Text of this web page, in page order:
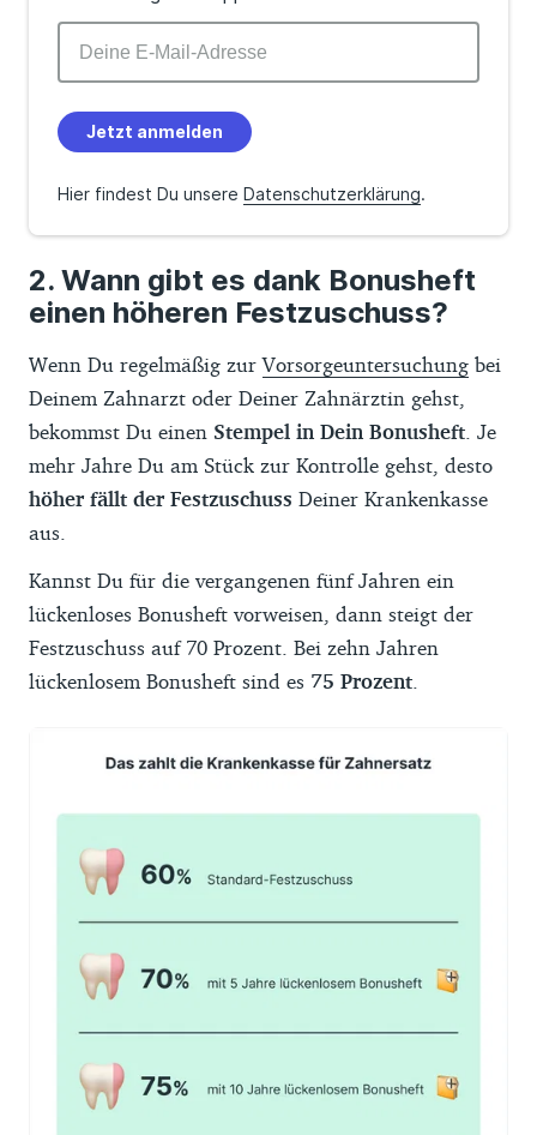
Jetzt anmelden
Hier findest Du unsere Datenschutzerklärung.
Wann gibt es dank Bonusheft
einen höheren Festzuschuss?
Wenn Du regelmäßig zurVorsorgeuntersuchung bei
Deinem Zahnarzt oder Deiner Zahnärztin gehst,
bekommst Du einen Stempel in Dein Bonusheft . Je
mehr Jahre Du am Stück zur Kontrolle gehst, desto
höher fällt der Festzuschuss Deiner Krankenkasse
aus.
Kannst Du für die vergangenen fünf Jahren ein
lückenloses Bonusheft vorweisen, dann steigt der
Festzuschuss auf 70 Prozent. Bei zehn Jahren
lückenlosem Bonusheft sind es 75 Prozent